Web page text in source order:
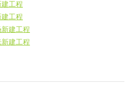
工程
工程
建工程
建工程